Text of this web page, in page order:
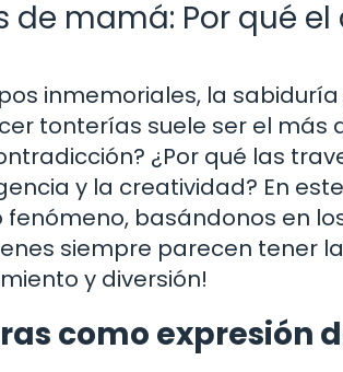
de mamá: Por qué
inmemoriales, la
tonterías suele ser el más
¿Por qué las
y la creatividad? En
fenómeno, basándonos en
siempre parecen tener
y diversión!
como expresión